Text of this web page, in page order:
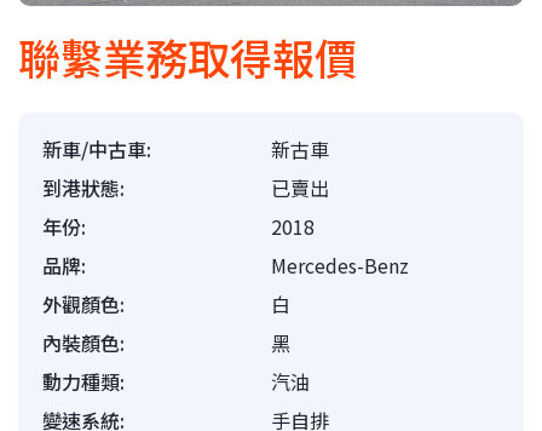
聯繫業務取得報價
新車/中古車:
新古車
到港狀態:
已賣出
年份:
2018
品牌:
Mercedes-Benz
外觀顏色:
白
內裝顏色:
黑
動力種類:
汽油
變速系統:
手自排